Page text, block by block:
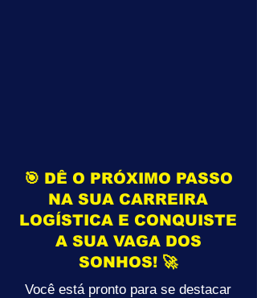
🎯 DÊ O PRÓXIMO PASSO
NA SUA CARREIRA
LOGÍSTICA E CONQUISTE
A SUA VAGA DOS
SONHOS! 🚀
Você está pronto para se destacar